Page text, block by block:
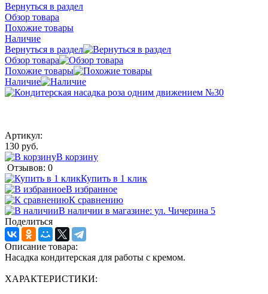
Вернуться в раздел
Обзор товара
Похожие товары
Наличие
Вернуться в раздел
Обзор товара
Похожие товары
Наличие
Артикул:
130 руб.
В корзину
Отзывов: 0
Купить в 1 клик
В избранное
К сравнению
В наличии в магазине: ул. Чичерина 5
Поделиться
Описание товара:
Насадка кондитерская для работы с кремом.
ХАРАКТЕРИСТИКИ: